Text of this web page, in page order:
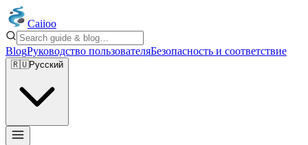
Caiioo
BlogРуководство пользователяБезопасность и соответствие
🇷🇺Русский